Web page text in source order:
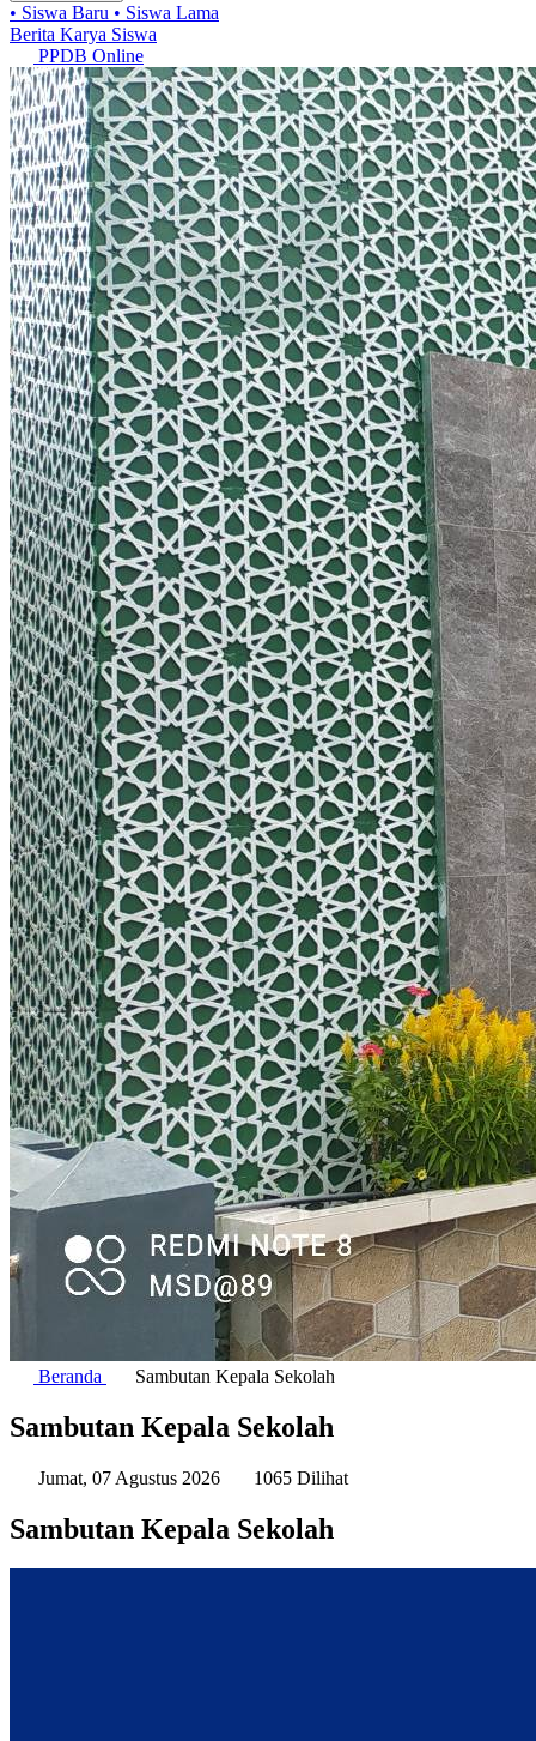
• Siswa Baru • Siswa Lama
Berita Karya Siswa
PPDB Online
Beranda Sambutan Kepala Sekolah
Sambutan Kepala Sekolah
Jumat, 07 Agustus 2026 1065 Dilihat
Sambutan Kepala Sekolah